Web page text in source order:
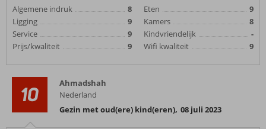
Algemene indruk
8
Ligging
9
Service
9
Prijs/kwaliteit
9
Eten
9
Kamers
8
Kindvriendelijk
-
Wifi kwaliteit
9
10
Ahmadshah
Nederland
Gezin met oud(ere) kind(eren), 08 juli 2023